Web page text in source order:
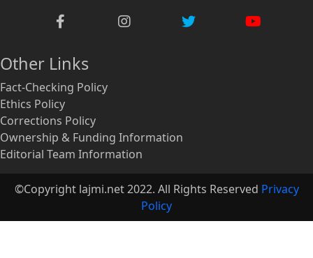
Other Links
Fact-Checking Policy
Ethics Policy
Corrections Policy
Ownership & Funding Information
Editorial Team Information
©Copyright lajmi.net 2022. All Rights Reserved Privacy
Policy